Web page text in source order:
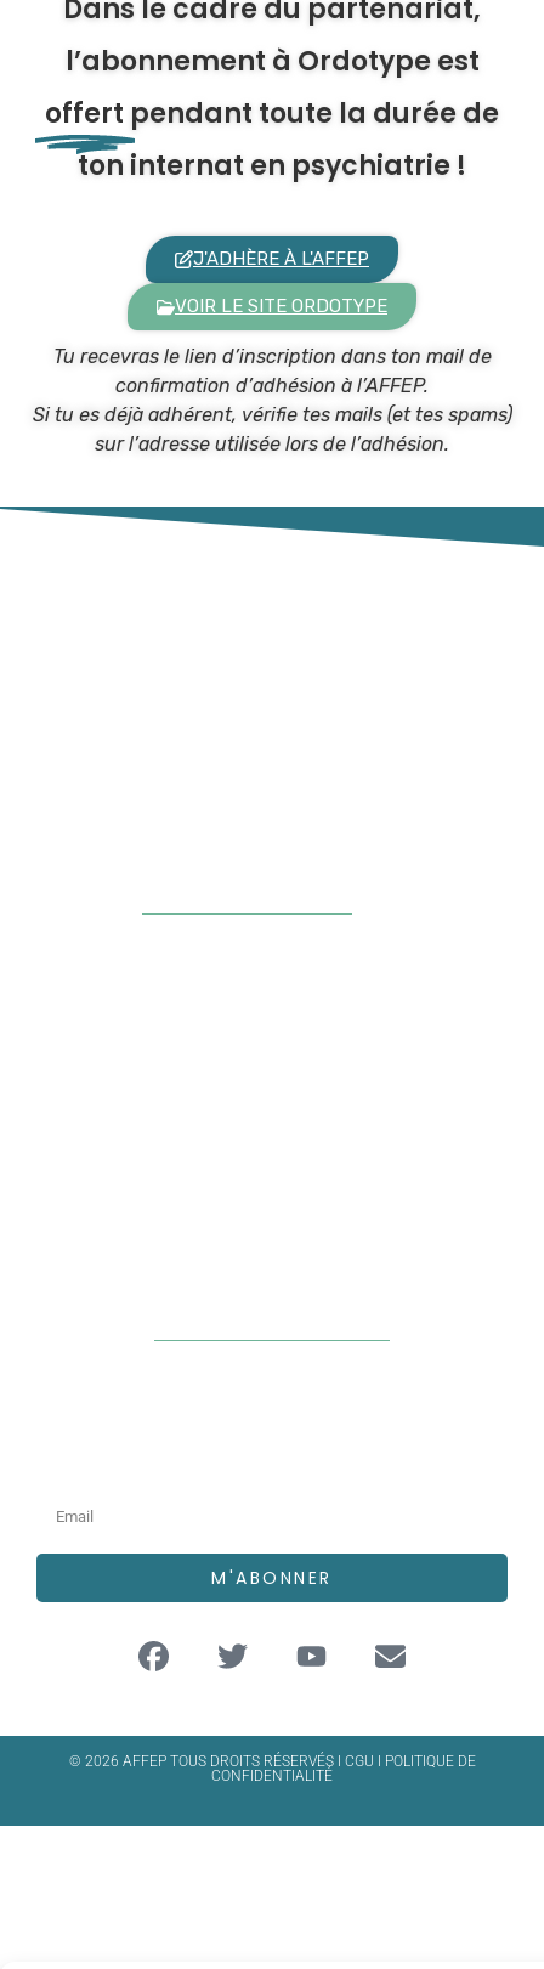
Dans le cadre du partenariat,
l’abonnement à Ordotype est
offert pendant toute la durée de
ton internat en psychiatrie !
J'ADHÈRE À L'AFFEP
VOIR LE SITE ORDOTYPE
Tu recevras le lien d’inscription dans ton mail de
confirmation d’adhésion à l’AFFEP.
Si tu es déjà adhérent, vérifie tes mails (et tes spams)
sur l’adresse utilisée lors de l’adhésion.
M'ABONNER
© 2026 AFFEP TOUS DROITS RÉSERVÉS I CGU I POLITIQUE DE
CONFIDENTIALITÉ